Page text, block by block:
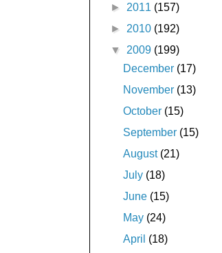
► 2011 (157)
► 2010 (192)
▼ 2009 (199)
December (17)
November (13)
October (15)
September (15)
August (21)
July (18)
June (15)
May (24)
April (18)